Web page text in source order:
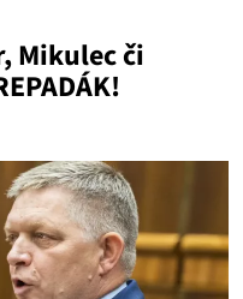
Mikulec či